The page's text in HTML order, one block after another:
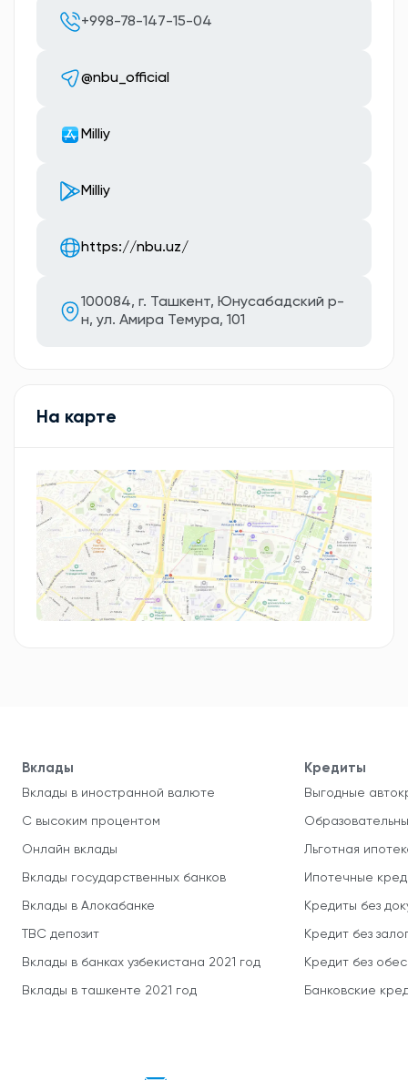
+998-78-147-15-04
@nbu_official
Milliy
Milliy
https://nbu.uz/
100084, г. Ташкент, Юнусабадский р-
н, ул. Амира Темура, 101
На карте
Вклады
Вклады в иностранной валюте
С высоким процентом
Онлайн вклады
Вклады государственных банков
Вклады в Алокабанке
TBC депозит
Вклады в банках узбекистана 2021 год
Вклады в ташкенте 2021 год
Кредиты
Выгодные
Льготная
Ипотечные
Кредиты без
Кредит без
Кредит без
Банковские